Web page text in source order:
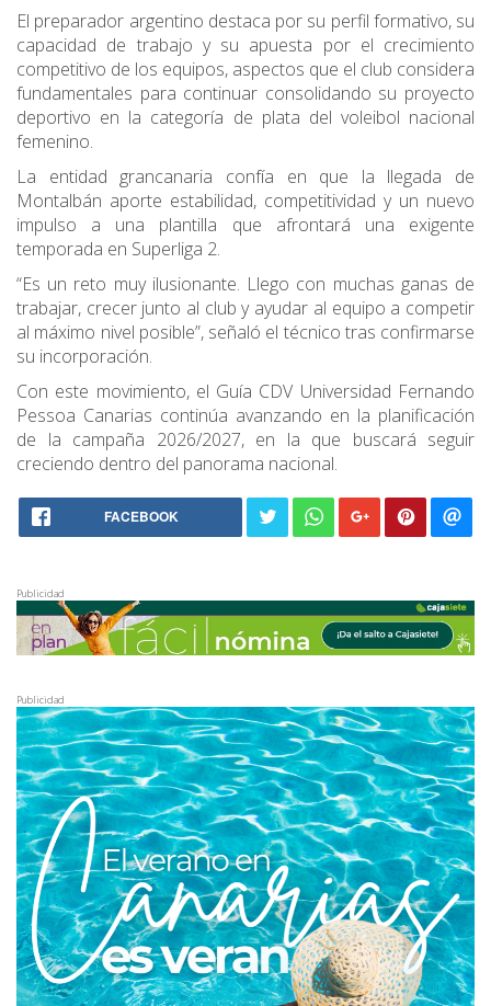
El preparador argentino destaca por su perfil formativo, su
capacidad de trabajo y su apuesta por el crecimiento
competitivo de los equipos, aspectos que el club considera
fundamentales para continuar consolidando su proyecto
deportivo en la categoría de plata del voleibol nacional
femenino.
La entidad grancanaria confía en que la llegada de
Montalbán aporte estabilidad, competitividad y un nuevo
impulso a una plantilla que afrontará una exigente
temporada en Superliga 2.
“Es un reto muy ilusionante. Llego con muchas ganas de
trabajar, crecer junto al club y ayudar al equipo a competir
al máximo nivel posible”, señaló el técnico tras confirmarse
su incorporación.
Con este movimiento, el Guía CDV Universidad Fernando
Pessoa Canarias continúa avanzando en la planificación
de la campaña 2026/2027, en la que buscará seguir
creciendo dentro del panorama nacional.
FACEBOOK
Publicidad
Publicidad